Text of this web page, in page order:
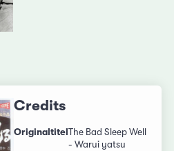
Credits
Originaltitel The Bad Sleep Well
- Warui yatsu